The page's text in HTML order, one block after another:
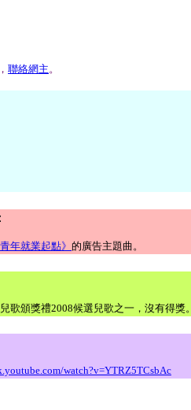
聯絡網主。
年就業起點》 的廣告主題曲。
歌頒獎禮2008候選兒歌之一，沒有得獎。
watch?v=YTRZ5TCsbAc